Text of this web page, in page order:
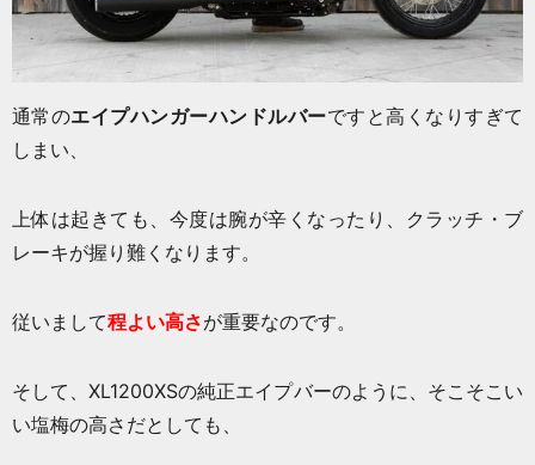
通常のエイプハンガーハンドルバーですと高くなりすぎて
しまい、
上体は起きても、今度は腕が辛くなったり、クラッチ・ブ
レーキが握り難くなります。
従いまして程よい高さが重要なのです。
そして、XL1200XSの純正エイプバーのように、そこそこい
い塩梅の高さだとしても、